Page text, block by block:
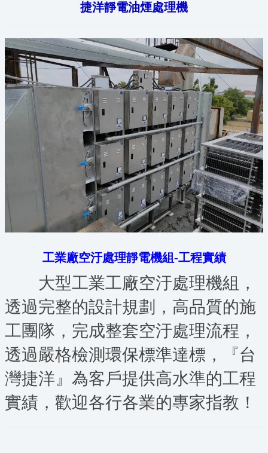
捷洋靜電油煙處理機
工業廠空汙處理靜電機組-工程實績
大型工業工廠空汙處理機組，
透過完整的設計規劃，高品質的施
工團隊，完成整套空汙處理流程，
透過嚴格檢測環保標準達標，『台
灣捷洋』為客戶提供高水準的工程
實績，歡迎各行各業的專家指教！